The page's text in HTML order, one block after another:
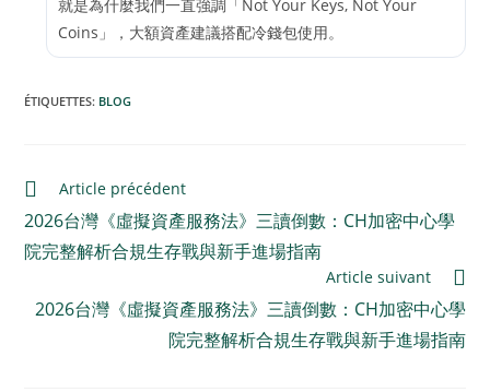
就是為什麼我們一直強調「Not Your Keys, Not Your
Coins」，大額資產建議搭配冷錢包使用。
ÉTIQUETTES: BLOG
Article précédent
2026台灣《虛擬資產服務法》三讀倒數：CH加密中心學
院完整解析合規生存戰與新手進場指南
Article suivant
2026台灣《虛擬資產服務法》三讀倒數：CH加密中心學
院完整解析合規生存戰與新手進場指南